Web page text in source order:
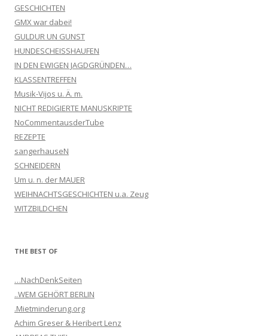
GESCHICHTEN
GMX war dabei!
GULDUR UN GUNST
HUNDESCHEISSHAUFEN
IN DEN EWIGEN JAGDGRÜNDEN…
KLASSENTREFFEN
Musik-Vijos u. Ä. m.
NICHT REDIGIERTE MANUSKRIPTE
NoCommentausderTube
REZEPTE
sangerhauseN
SCHNEIDERN
Um u. n. der MAUER
WEIHNACHTSGESCHICHTEN u.a. Zeug
WITZBILDCHEN
THE BEST OF
…NachDenkSeiten
..WEM GEHÖRT BERLIN
.Mietminderung.org
Achim Greser & Heribert Lenz